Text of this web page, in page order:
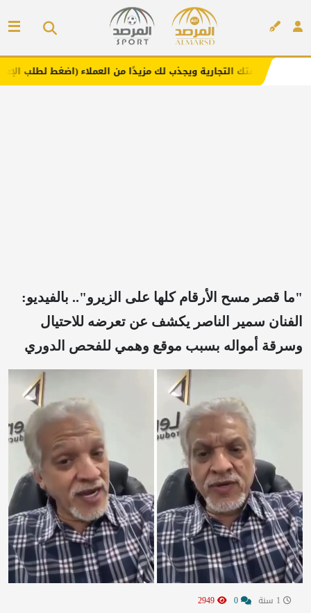
ويجذب لك مزيدًا من العملاء (اضغط لطلب الإعلان)
"ما قصر مسح الأرقام كلها على الزيرو".. بالفيديو:
الفنان سمير الناصر يكشف عن تعرضه للاحتيال
وسرقة أمواله بسبب موقع وهمي للفحص الدوري